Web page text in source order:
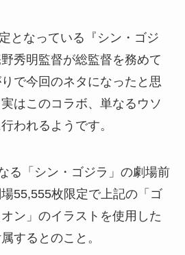
となっている『シン・ゴジ
秀明監督が総監督を務めて
で今回のネタになったと思
はこのコラボ、単なるウソ
われるようです。
る「シン・ゴジラ」の劇場前
55,555枚限定で上記の「ゴ
ン」のイラストを使用した
するとのこと。